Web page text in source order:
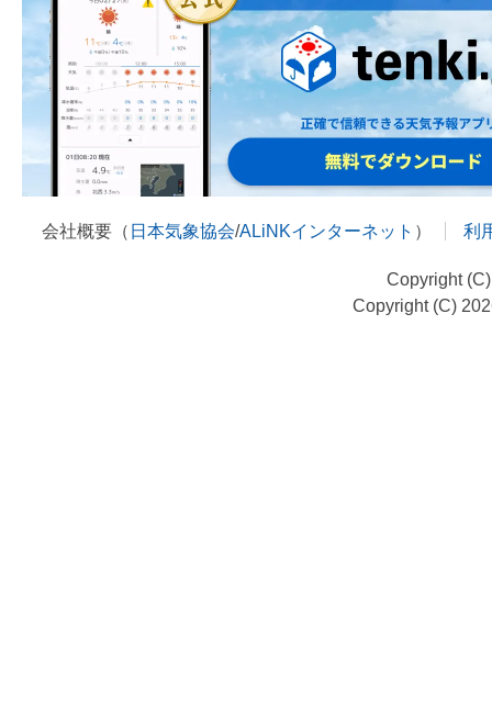
会社概要（ 日本気象協会/ALiNKインターネット ） 利
Copyright
Copyright (C)